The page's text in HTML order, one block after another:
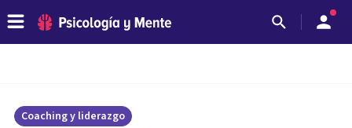
Coaching y liderazgo